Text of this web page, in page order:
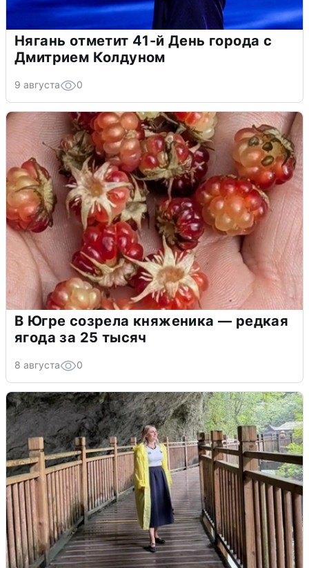
Нягань отметит 41-й День города с
Дмитрием Колдуном
9 августа 0
В Югре созрела княженика — редкая
ягода за 25 тысяч
8 августа 0